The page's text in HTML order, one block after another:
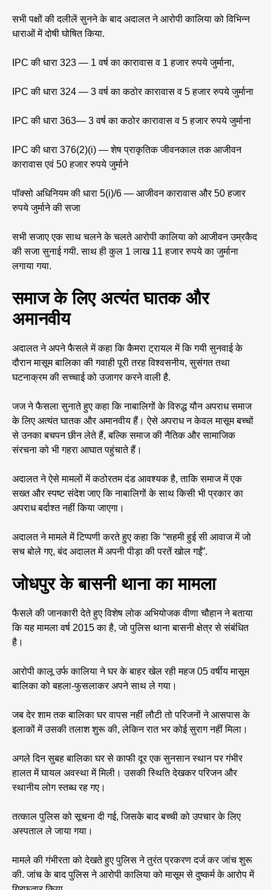
सभी पक्षों की दलीलें सुनने के बाद अदालत ने आरोपी कालिया को विभिन्न
धाराओं में दोषी घोषित किया.
IPC की धारा 323 — 1 वर्ष का कारावास व 1 हजार रुपये जुर्माना,
IPC की धारा 324 — 3 वर्ष का कठोर कारावास व 5 हजार रुपये जुर्माना
IPC की धारा 363— 3 वर्ष का कठोर कारावास व 5 हजार रुपये जुर्माना
IPC की धारा 376(2)(i) — शेष प्राकृतिक जीवनकाल तक आजीवन
कारावास एवं 50 हजार रुपये जुर्माने
पॉक्सो अधिनियम की धारा 5(i)/6 — आजीवन कारावास और 50 हजार
रुपये जुर्माने की सजा
सभी सजाए एक साथ चलने के चलते आरोपी कालिया को आजीवन उम्रकैद
की सजा सुनाई गयी. साथ ही कुल 1 लाख 11 हजार रुपये का जुर्माना
लगाया गया.
समाज के लिए अत्यंत घातक और
अमानवीय
अदालत ने अपने फैसले में कहा कि कैमरा ट्रायल में कि गयी सुनवाई के
दौरान मासूम बालिका की गवाही पूरी तरह विश्वसनीय, सुसंगत तथा
घटनाक्रम की सच्चाई को उजागर करने वाली है.
जज ने फैसला सुनाते हुए कहा कि नाबालिगों के विरुद्ध यौन अपराध समाज
के लिए अत्यंत घातक और अमानवीय हैं। ऐसे अपराध न केवल मासूम बच्चों
से उनका बचपन छीन लेते हैं, बल्कि समाज की नैतिक और सामाजिक
संरचना को भी गहरा आघात पहुंचाते हैं।
अदालत ने ऐसे मामलों में कठोरतम दंड आवश्यक है, ताकि समाज में एक
सख्त और स्पष्ट संदेश जाए कि नाबालिगों के साथ किसी भी प्रकार का
अपराध बर्दाश्त नहीं किया जाएगा।
अदालत ने मामले में टिप्पणी करते हुए कहा कि “सहमी हुई सी आवाज में जो
सच बोले गए, बंद अदालत में अपनी पीड़ा की परतें खोल गईं”.
जोधपुर के बासनी थाना का मामला
फैसले की जानकारी देते हुए विशेष लोक अभियोजक वीणा चौहान ने बताया
कि यह मामला वर्ष 2015 का है, जो पुलिस थाना बासनी क्षेत्र से संबंधित
है।
आरोपी कालू उर्फ कालिया ने घर के बाहर खेल रही महज 05 वर्षीय मासूम
बालिका को बहला-फुसलाकर अपने साथ ले गया।
जब देर शाम तक बालिका घर वापस नहीं लौटी तो परिजनों ने आसपास के
इलाकों में उसकी तलाश शुरू की, लेकिन रात भर कोई सुराग नहीं मिला।
अगले दिन सुबह बालिका घर से काफी दूर एक सुनसान स्थान पर गंभीर
हालत में घायल अवस्था में मिली। उसकी स्थिति देखकर परिजन और
स्थानीय लोग स्तब्ध रह गए।
तत्काल पुलिस को सूचना दी गई, जिसके बाद बच्ची को उपचार के लिए
अस्पताल ले जाया गया।
मामले की गंभीरता को देखते हुए पुलिस ने तुरंत प्रकरण दर्ज कर जांच शुरू
की. जांच के बाद पुलिस ने आरोपी कालिया को मासूम से दुष्कर्म के आरोप में